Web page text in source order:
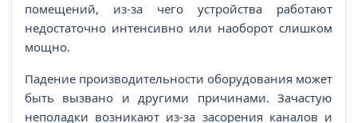
помещений, из-за чего устройства работают
недостаточно интенсивно или наоборот слишком
мощно.
Падение производительности оборудования может
быть вызвано и другими причинами. Зачастую
неполадки возникают из-за засорения каналов и